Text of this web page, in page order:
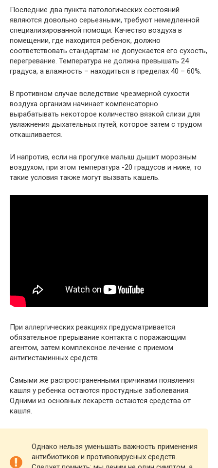
Последние два пункта патологических состояний
являются довольно серьезными, требуют немедленной
специализированной помощи. Качество воздуха в
помещении, где находится ребенок, должно
соответствовать стандартам: не допускается его сухость,
перегревание. Температура не должна превышать 24
градуса, а влажность – находиться в пределах 40 – 60%.
В противном случае вследствие чрезмерной сухости
воздуха организм начинает компенсаторно
вырабатывать некоторое количество вязкой слизи для
увлажнения дыхательных путей, которое затем с трудом
откашливается.
И напротив, если на прогулке малыш дышит морозным
воздухом, при этом температура -20 градусов и ниже, то
такие условия также могут вызвать кашель.
При аллергических реакциях предусматривается
обязательное прерывание контакта с поражающим
агентом, затем комплексное лечение с приемом
антигистаминных средств.
Самыми же распространенными причинами появления
кашля у ребенка остаются простудные заболевания.
Одними из основных лекарств остаются средства от
кашля.
Однако нельзя уменьшать важность применения
антибиотиков и противовирусных средств.